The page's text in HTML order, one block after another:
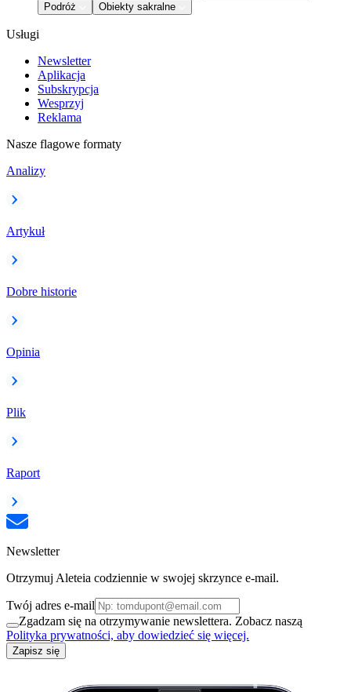
Podróż
Obiekty sakralne
Usługi
Newsletter
Aplikacja
Subskrypcja
Wesprzyj
Reklama
Nasze flagowe formaty
Analizy
Artykuł
Dobre historie
Opinia
Plik
Raport
Newsletter
Otrzymuj Aleteia codziennie w swojej skrzynce e-mail.
Twój adres e-mail
Zgadzam się na otrzymywanie newslettera. Zobacz naszą
Polityka prywatności, aby dowiedzieć się więcej.
Zapisz się